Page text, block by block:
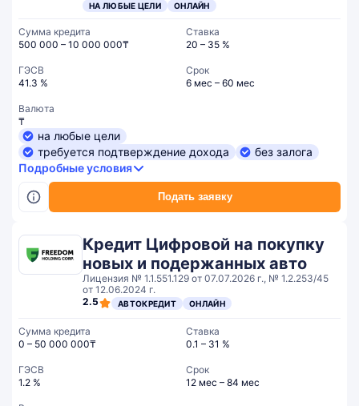
НА ЛЮБЫЕ ЦЕЛИ ОНЛАЙН
Подать заявку
Сумма кредита
500 000 – 10 000 000₸
Ставка
20 – 35 %
ГЭСВ
41.3 %
Срок
6 мес – 60 мес
Валюта
₸
на любые цели
требуется подтверждение дохода
без залога
Подробные условия
Кредит Цифровой на покупку
новых и подержанных авто
Лицензия № 1.1.551.129 от 07.07.2026 г., № 1.2.253/45
от 12.06.2024 г.
2.5
АВТОКРЕДИТ ОНЛАЙН
Сумма кредита
0 – 50 000 000₸
Ставка
0.1 – 31 %
ГЭСВ
1.2 %
Срок
12 мес – 84 мес